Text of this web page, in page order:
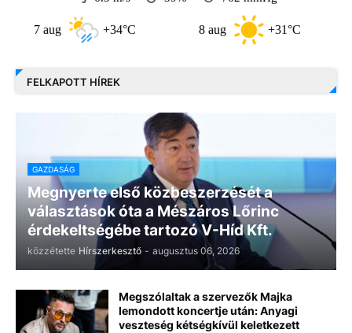
+34°C +31°C
FELKAPOTT HÍREK
GAZDASÁG
Megnyerte első közbeszerzését a
választások óta a Mészáros Lőrinc
érdekeltségébe tartozó V-Híd Kft.
közzétette Hírszerkesztő - augusztus 06, 2026
Megszólaltak a szervezők Majka
lemondott koncertje után: Anyagi
veszteség kétségkívül keletkezett